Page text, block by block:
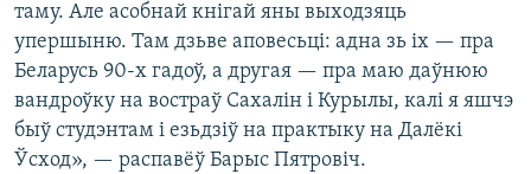
таму. Але асобнай кнігай яны выходзяць
упершыню. Там дзьве аповесьці: адна зь іх — пра
Беларусь 90-х гадоў, а другая — пра маю даўнюю
вандроўку на востраў Сахалін і Курылы, калі я яшчэ
быў студэнтам і езьдзіў на практыку на Далёкі
Ўсход», — распавёў Барыс Пятровіч.